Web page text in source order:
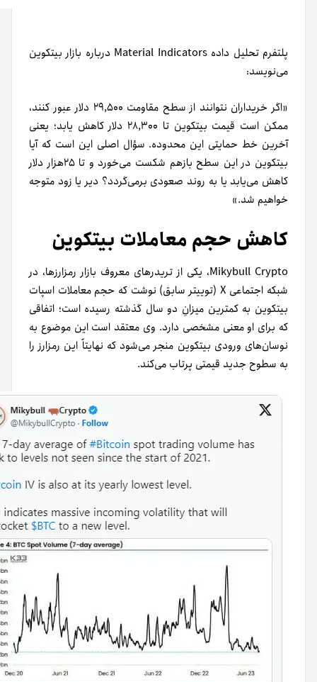
پلتفرم تحلیل داده Material Indicators درباره بازار بیتکوین
می‌نویسد:
«اگر خریداران نتوانند از سطح مقاومت ۲۹,۵۰۰ دلار عبور کنند،
ممکن است قیمت بیتکوین تا ۲۸,۳۰۰ دلار کاهش یابد؛ یعنی
آخرین خط حمایتی این محدوده. سؤال اصلی این است که آیا
بیتکوین در این سطح بازهم شکست می‌خورد و تا ۲۵‌هزار دلار
کاهش می‌یابد یا به روند صعودی برمی‌گردد؟ دیر یا زود متوجه
خواهیم شد.»
کاهش حجم معاملات بیتکوین
Mikybull Crypto، یکی از تریدرهای معروف بازار رمزارزها، در
شبکه اجتماعی X (توییتر سابق) نوشت که حجم معاملات اسپات
بیتکوین به کمترین میزانِ دو سال گذشته رسیده است؛ اتفاقی
که برای او معنی مشخصی دارد. وی معتقد است این موضوع به
نوسان‌های ورودی بیتکوین منجر می‌شود که نهایتاً این رمزارز را
به سطوح جدید قیمتی پرتاب می‌کند.